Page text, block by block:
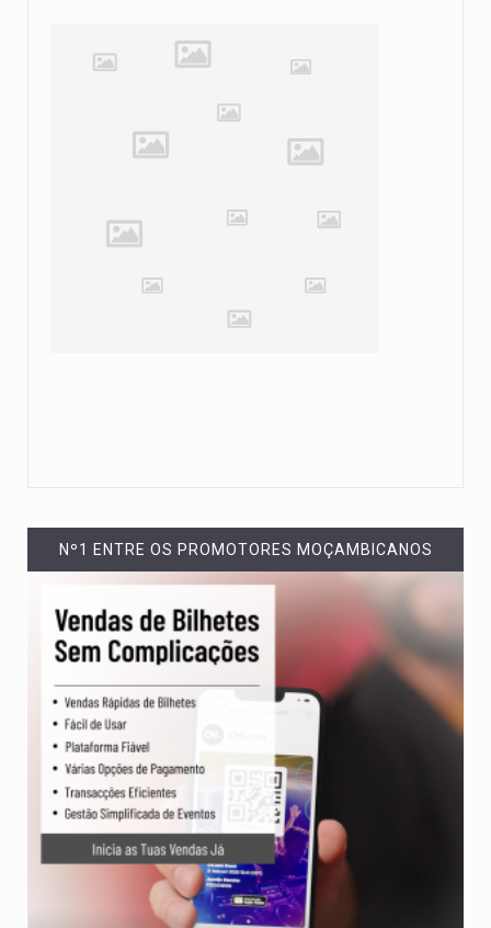
Nº1 ENTRE OS PROMOTORES MOÇAMBICANOS